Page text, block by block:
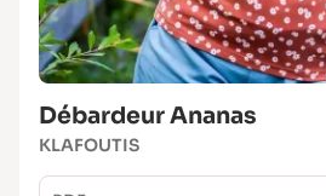
Débardeur Ananas
KLAFOUTIS